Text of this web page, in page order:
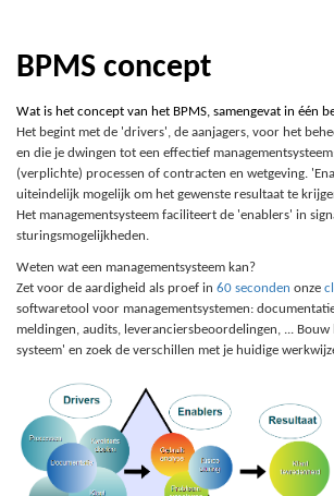
BPMS concept
Wat is het concept van het BPMS, samengevat in één
Het begint met de 'drivers', de aanjagers, voor het
en die je dwingen tot een effectief
(verplichte) processen of contracten en wetgeving.
uiteindelijk mogelijk om het gewenste resultaat te
Het managementsysteem faciliteert de 'enablers' in
sturingsmogelijkheden.
Weten wat een managementsysteem kan?
Zet voor de aardigheid als proef in 60 seconden onze
softwaretool voor managementsystemen:
meldingen, audits, leveranciersbeoordelingen, ... Bouw
systeem' en zoek de verschillen met je huidige werkwijze